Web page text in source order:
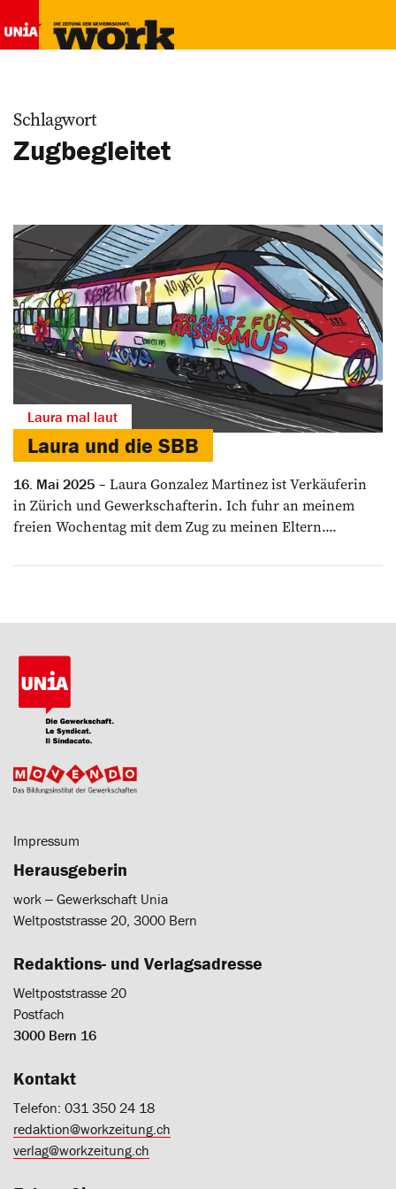
Schlagwort
Zugbegleitet
Laura mal laut
Laura und die SBB
16. Mai 2025
Laura Gonzalez Martinez ist Verkäuferin
in Zürich und Gewerkschafterin. Ich fuhr an meinem
freien Wochentag mit dem Zug zu meinen Eltern....
Impressum
Herausgeberin
work ‒ Gewerkschaft Unia
Weltpoststrasse 20, 3000 Bern
Redaktions- und Verlagsadresse
Weltpoststrasse 20
Postfach
3000 Bern 16
Kontakt
Telefon: 031 350 24 18
redaktion@workzeitung.ch
verlag@workzeitung.ch